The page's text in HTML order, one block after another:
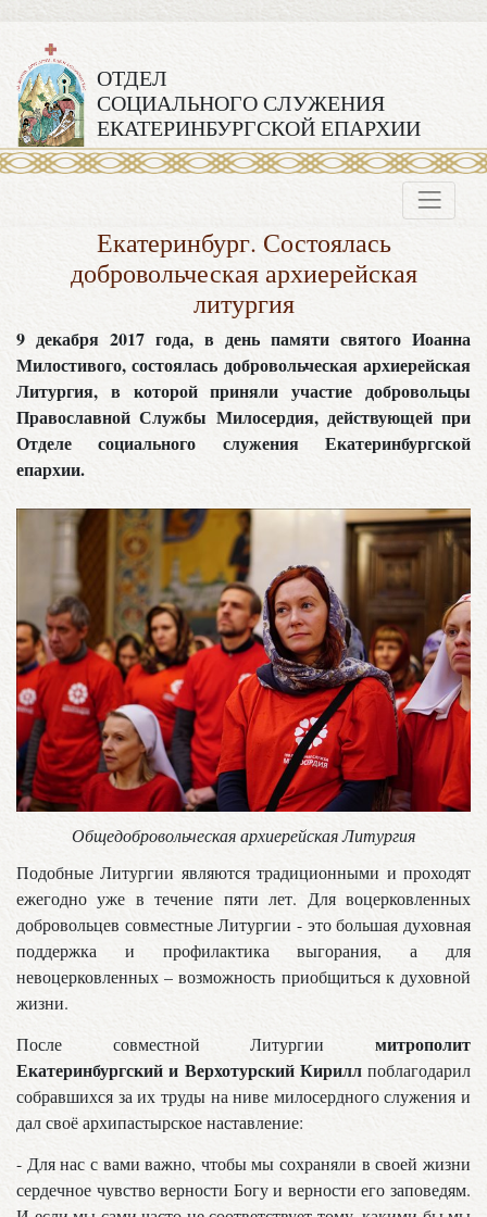
ОТДЕЛ
СОЦИАЛЬНОГО СЛУЖЕНИЯ
ЕКАТЕРИНБУРГСКОЙ ЕПАРХИИ
Екатеринбург. Состоялась
добровольческая архиерейская
литургия
9 декабря 2017 года, в день памяти святого Иоанна
Милостивого, состоялась добровольческая архиерейская
Литургия, в которой приняли участие добровольцы
Православной Службы Милосердия, действующей при
Отделе социального служения Екатеринбургской
епархии.
Общедобровольческая архиерейская Литургия
Подобные Литургии являются традиционными и проходят
ежегодно уже в течение пяти лет. Для воцерковленных
добровольцев совместные Литургии - это большая духовная
поддержка и профилактика выгорания, а для
невоцерковленных – возможность приобщиться к духовной
жизни.
После совместной Литургии митрополит
Екатеринбургский и Верхотурский Кириллпоблагодарил
собравшихся за их труды на ниве милосердного служения и
дал своё архипастырское наставление:
- Для нас с вами важно, чтобы мы сохраняли в своей жизни
сердечное чувство верности Богу и верности его заповедям.